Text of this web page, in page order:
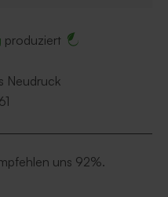
produziert
Neudruck
uns 92%.